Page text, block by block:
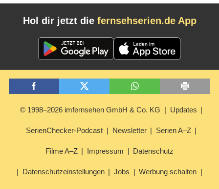
Hol dir jetzt die fernsehserien.de App
© 1998–2026 imfernsehen GmbH & Co. KG Updates
SerienChecker-Podcast Newsletter Serien A–Z
Filme A–Z Impressum Datenschutz
Datenschutzeinstellungen Jobs Werbung schalten